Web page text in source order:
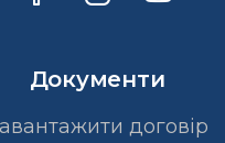
Документи
договір